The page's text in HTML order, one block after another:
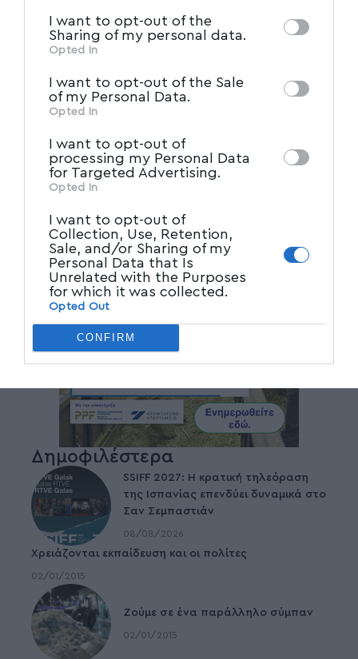
of downstream participants. This
information may also be disclosed by us to
Participantsthat may further disclose it to
other third parties.
I want to opt-out of the
Sharing of my personal data.
Opted In
I want to opt-out of the Sale
of my Personal Data.
Opted In
I want to opt-out of
processing my Personal Data
for Targeted Advertising.
Opted In
I want to opt-out of
Collection, Use, Retention,
Sale, and/or Sharing of my
Personal Data that Is
Unrelated with the Purposes
for which it was collected.
Opted Out
CONFIRM
Δημοφιλέστερα
SSIFF 2027: Η κρατική τηλεόραση
της Ισπανίας επενδύει δυναμικά στο
Σαν Σεμπαστιάν
08/08/2026
Χρειάζονται εκπαίδευση και οι πολίτες
02/01/2015
Ζούμε σε ένα παράλληλο σύμπαν
02/01/2015